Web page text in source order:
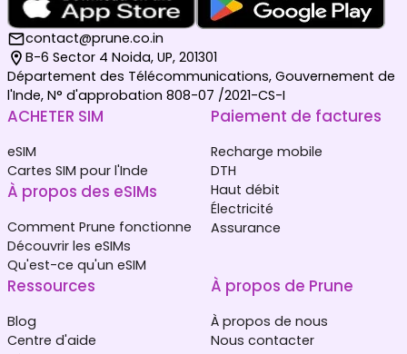
contact@prune.co.in
B-6 Sector 4 Noida, UP, 201301
Département des Télécommunications, Gouvernement de
l'Inde, N° d'approbation 808-07 /2021-CS-I
ACHETER SIM
eSIM
Cartes SIM pour l'Inde
À propos des eSIMs
Comment Prune fonctionne
Découvrir les eSIMs
Qu'est-ce qu'un eSIM
Paiement de factures
Recharge mobile
DTH
Haut débit
Électricité
Assurance
Ressources
Blog
Centre d'aide
À propos de Prune
À propos de nous
Nous contacter